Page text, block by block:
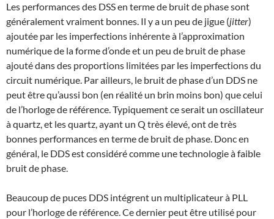
Les performances des DSS en terme de bruit de phase sont
généralement vraiment bonnes. Il y a un peu de jigue (jitter)
ajoutée par les imperfections inhérente à l’approximation
numérique de la forme d’onde et un peu de bruit de phase
ajouté dans des proportions limitées par les imperfections du
circuit numérique. Par ailleurs, le bruit de phase d’un DDS ne
peut être qu’aussi bon (en réalité un brin moins bon) que celui
de l’horloge de référence. Typiquement ce serait un oscillateur
à quartz, et les quartz, ayant un Q très élevé, ont de très
bonnes performances en terme de bruit de phase. Donc en
général, le DDS est considéré comme une technologie à faible
bruit de phase.
Beaucoup de puces DDS intégrent un multiplicateur à PLL
pour l’horloge de référence. Ce dernier peut être utilisé pour